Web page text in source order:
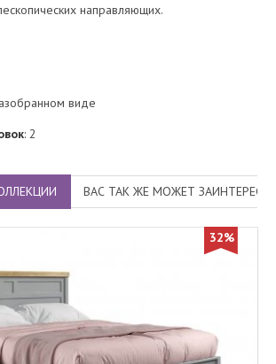
направляющих.
виде
: 2
ВАС ТАК ЖЕ МОЖЕТ
32%